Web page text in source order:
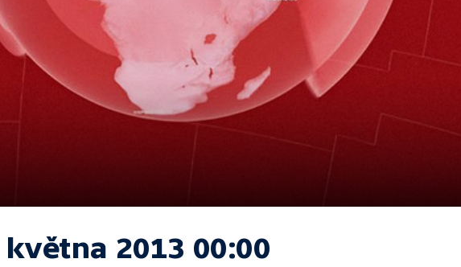
května 2013 00:00